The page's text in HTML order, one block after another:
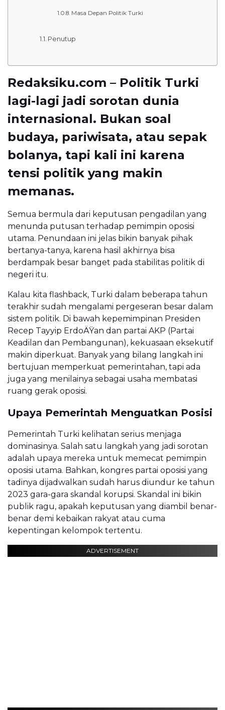
Masa Depan Politik Turki
Penutup
Redaksiku.com – Politik Turki
lagi-lagi jadi sorotan dunia
internasional. Bukan soal
budaya, pariwisata, atau sepak
bolanya, tapi kali ini karena
tensi politik yang makin
memanas.
Semua bermula dari keputusan pengadilan yang
menunda putusan terhadap pemimpin oposisi
utama. Penundaan ini jelas bikin banyak pihak
bertanya-tanya, karena hasil akhirnya bisa
berdampak besar banget pada stabilitas politik di
negeri itu.
Kalau kita flashback, Turki dalam beberapa tahun
terakhir sudah mengalami pergeseran besar dalam
sistem politik. Di bawah kepemimpinan Presiden
Recep Tayyip ErdoÄŸan dan partai AKP (Partai
Keadilan dan Pembangunan), kekuasaan eksekutif
makin diperkuat. Banyak yang bilang langkah ini
bertujuan memperkuat pemerintahan, tapi ada
juga yang menilainya sebagai usaha membatasi
ruang gerak oposisi.
Upaya Pemerintah Menguatkan Posisi
Pemerintah Turki kelihatan serius menjaga
dominasinya. Salah satu langkah yang jadi sorotan
adalah upaya mereka untuk memecat pemimpin
oposisi utama. Bahkan, kongres partai oposisi yang
tadinya dijadwalkan sudah harus diundur ke tahun
2023 gara-gara skandal korupsi. Skandal ini bikin
publik ragu, apakah keputusan yang diambil benar-
benar demi kebaikan rakyat atau cuma
kepentingan kelompok tertentu.
ADVERTISEMENT